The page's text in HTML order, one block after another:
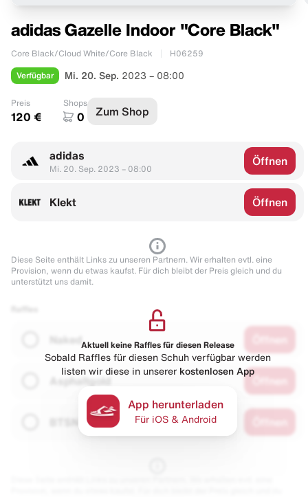
adidas Gazelle Indoor "Core Black"
Core Black/Cloud White/Core Black H06259
Verfügbar Mi. 20. Sep. 2023 – 08:00
Preis
120 €
Shops
0 Zum Shop
adidas
Mi. 20. Sep. 2023 – 08:00
Öffnen
Klekt Öffnen
Diese Seite enthält Links zu unseren Partnern. Wir erhalten evtl. eine
Provision, wenn du etwas kaufst. Für dich bleibt der Preis gleich und du
unterstützt uns damit.
Naked
Asphaltgold
Aktuell keine Raffles für diesen Release
Sobald Raffles für diesen Schuh verfügbar werden
listen wir diese in unserer kostenlosen App
App herunterladen
Für iOS & Android